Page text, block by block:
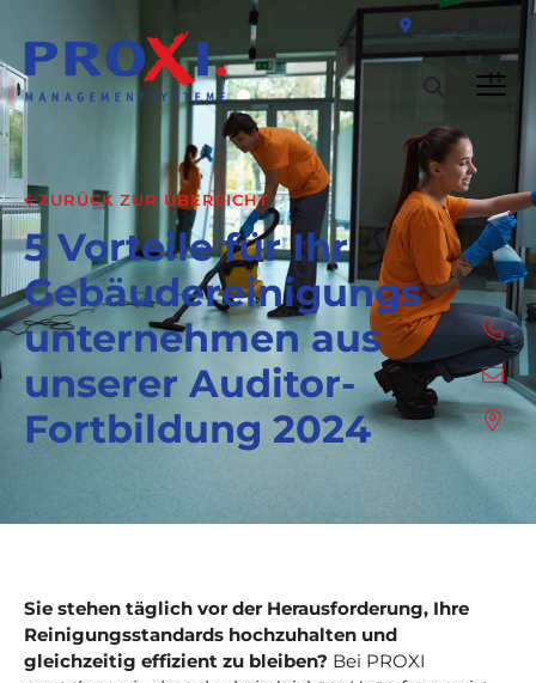
50668 Köln
ZURÜCK ZUR ÜBERSICHT
5 Vorteile für Ihr
Gebäudereinigungs
unternehmen aus
unserer Auditor-
Fortbildung 2024
Sie stehen täglich vor der Herausforderung, Ihre
Reinigungsstandards hochzuhalten und
gleichzeitig effizient zu bleiben? Bei PROXI